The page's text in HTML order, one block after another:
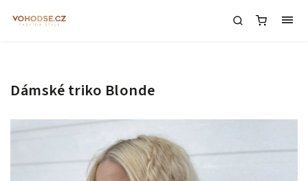
Dámské triko Blonde